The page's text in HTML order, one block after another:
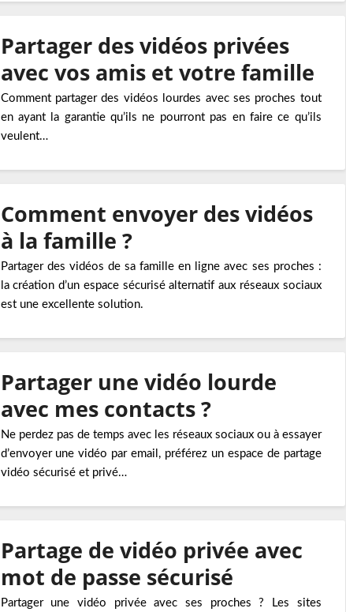
Partager des vidéos privées
avec vos amis et votre famille
Comment partager des vidéos lourdes avec ses proches tout
en ayant la garantie qu’ils ne pourront pas en faire ce qu’ils
veulent…
Comment envoyer des vidéos
à la famille ?
Partager des vidéos de sa famille en ligne avec ses proches :
la création d’un espace sécurisé alternatif aux réseaux sociaux
est une excellente solution.
Partager une vidéo lourde
avec mes contacts ?
Ne perdez pas de temps avec les réseaux sociaux ou à essayer
d’envoyer une vidéo par email, préférez un espace de partage
vidéo sécurisé et privé…
Partage de vidéo privée avec
mot de passe sécurisé
Partager une vidéo privée avec ses proches ? Les sites